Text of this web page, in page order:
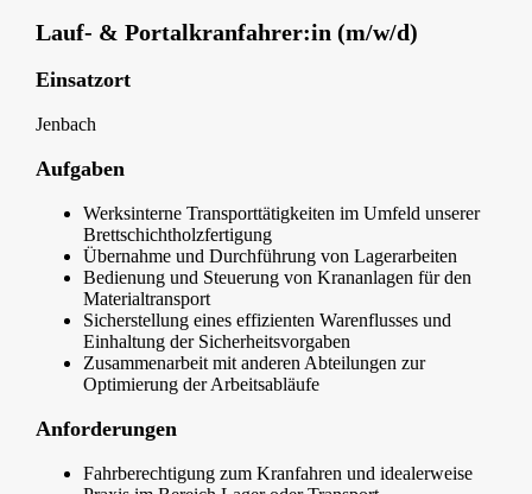
Lauf- & Portalkranfahrer:in (m/w/d)
Einsatzort
Jenbach
Aufgaben
Werksinterne Transporttätigkeiten im Umfeld unserer
Brettschichtholzfertigung
Übernahme und Durchführung von Lagerarbeiten
Bedienung und Steuerung von Krananlagen für den
Materialtransport
Sicherstellung eines effizienten Warenflusses und
Einhaltung der Sicherheitsvorgaben
Zusammenarbeit mit anderen Abteilungen zur
Optimierung der Arbeitsabläufe
Anforderungen
Fahrberechtigung zum Kranfahren und idealerweise